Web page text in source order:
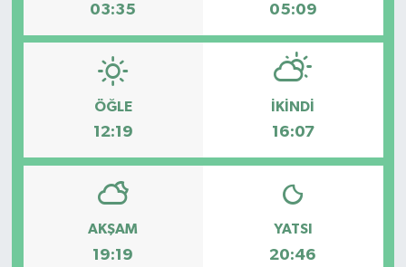
03:35 05:09
ÖĞLE
12:19
İKINDI
16:07
AKŞAM
19:19
YATSI
20:46